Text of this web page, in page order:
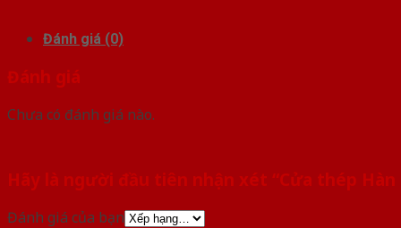
Đánh giá (0)
Đánh giá
Chưa có đánh giá nào.
Hãy là người đầu tiên nhận xét “Cửa thép Hàn
Đánh giá của bạn